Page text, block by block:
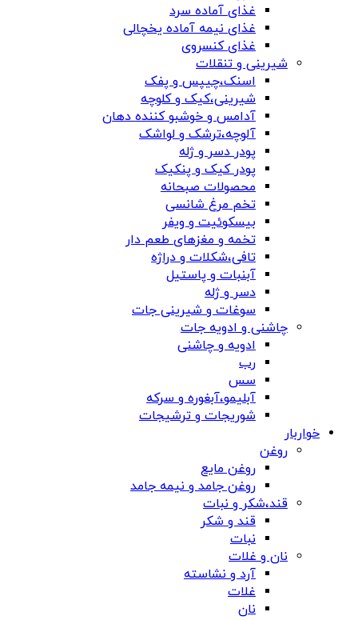
غذای آماده سرد
غذای نیمه آماده یخچالی
غذای کنسروی
شیرینی و تنقلات
اسنک،چیپس و پفک
شیرینی،کیک و کلوچه
آدامس و خوشبو کننده دهان
آلوچه،ترشک و لواشک
پودر دسر و ژله
پودر کیک و پنکیک
محصولات صبحانه
تخم مرغ شانسی
بیسکوئیت و ویفر
تخمه و مغزهای طعم دار
تافی،شکلات و دراژه
آبنبات و پاستیل
دسر و ژله
سوغات و شیرینی جات
چاشنی و ادویه جات
ادویه و چاشنی
رب
سس
آبلیمو،آبغوره و سرکه
شوریجات و ترشیجات
خواربار
روغن
روغن مایع
روغن جامد و نیمه جامد
قند،شکر و نبات
قند و شکر
نبات
نان و غلات
آرد و نشاسته
غلات
نان